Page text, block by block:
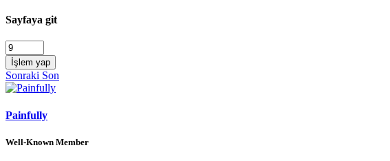
Sayfaya git
İşlem yap
Sonraki Son
Painfully
Well-Known Member